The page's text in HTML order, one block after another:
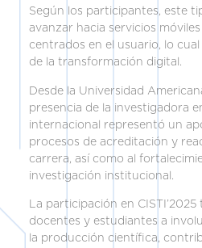
Según los participantes, este
avanzar hacia servicios
centrados en el usuario, lo
de la transformación digital.
Desde la Universidad
presencia de la investigadora
internacional representó un
procesos de acreditación y
carrera, así como al
investigación institucional.
La participación en
docentes y estudiantes a
la producción científica,